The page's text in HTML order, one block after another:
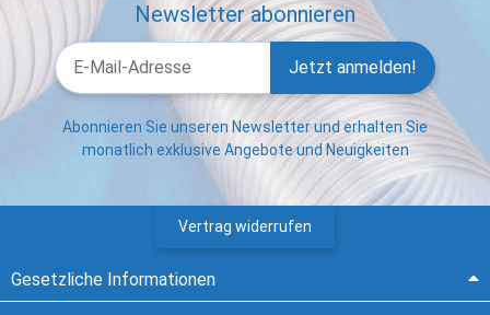
Newsletter abonnieren
Jetzt anmelden!
Abonnieren Sie unseren Newsletter und erhalten Sie
monatlich exklusive Angebote und Neuigkeiten
Vertrag widerrufen
Gesetzliche Informationen